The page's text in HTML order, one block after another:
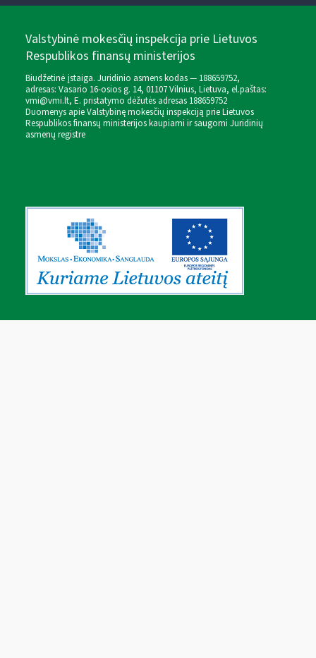
Valstybinė mokesčių inspekcija prie Lietuvos
Respublikos finansų ministerijos
Biudžetinė įstaiga. Juridinio asmens kodas — 188659752,
adresas: Vasario 16-osios g. 14, 01107 Vilnius, Lietuva, el.paštas:
vmi@vmi.lt, E. pristatymo dėžutės adresas 188659752
Duomenys apie Valstybinę mokesčių inspekciją prie Lietuvos
Respublikos finansų ministerijos kaupiami ir saugomi Juridinių
asmenų registre